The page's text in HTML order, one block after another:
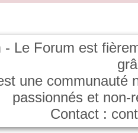
- Le Forum est
une communauté
passionnés et
Contact :